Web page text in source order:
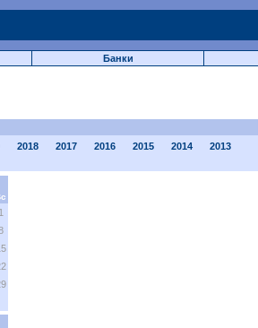
Банки
2018 2017 2016 2015 2014
2013
1